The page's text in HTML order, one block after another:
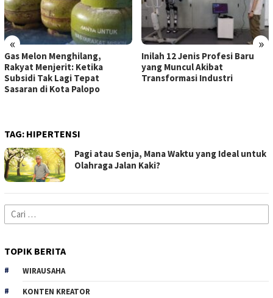
« »
Gas Melon Menghilang,
Rakyat Menjerit: Ketika
Subsidi Tak Lagi Tepat
Sasaran di Kota Palopo
Inilah 12 Jenis Profesi Baru
yang Muncul Akibat
Transformasi Industri
TAG: HIPERTENSI
Pagi atau Senja, Mana Waktu yang Ideal untuk
Olahraga Jalan Kaki?
Cari
untuk:
TOPIK BERITA
WIRAUSAHA
KONTEN KREATOR